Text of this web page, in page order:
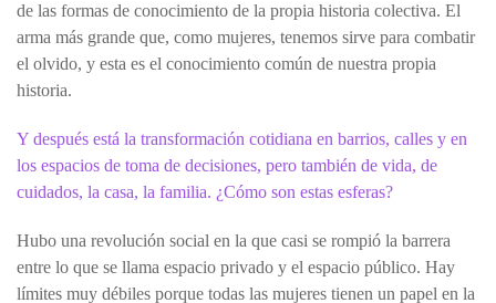
de las formas de conocimiento de la propia historia colectiva. El
arma más grande que, como mujeres, tenemos sirve para combatir
el olvido, y esta es el conocimiento común de nuestra propia
historia.
Y después está la transformación cotidiana en barrios, calles y en
los espacios de toma de decisiones, pero también de vida, de
cuidados, la casa, la familia. ¿Cómo son estas esferas?
Hubo una revolución social en la que casi se rompió la barrera
entre lo que se llama espacio privado y el espacio público. Hay
límites muy débiles porque todas las mujeres tienen un papel en la